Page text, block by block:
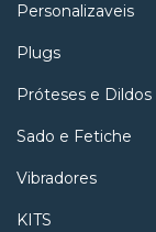
Personalizaveis
Plugs
Próteses e Dildos
Sado e Fetiche
Vibradores
KITS